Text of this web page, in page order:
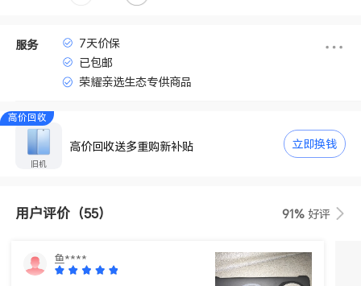
服务
7天价保
已包邮
荣耀亲选生态专供商品
高价回收
旧机
高价回收送多重购新补贴 立即换钱
用户评价 （55） 91% 好评
鱼****